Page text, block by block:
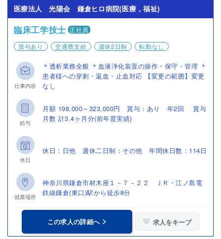
医療法人 光陽会 鎌倉ヒロ病院(医療，福祉)
臨床工学技士 正社員
賞与あり
交通費支給 週休2日制 転勤なし
仕事内容
＊透析業務全般 ＊血液浄化装置の操作・保守・管理 ＊
患者様への穿刺・返血・止血対応 【変更の範囲】変更
なし
給与
月額 198,000～323,000円 賞与：あり 年2回 賞与
月数 計3.4ヶ月分(前年度実績)
休日
休日：日他 週休二日制：その他 年間休日数：114日
就業場所
神奈川県鎌倉市材木座１－７－２２ ＪＲ・江ノ島電
鉄線鎌倉(東口)駅から徒歩8分
この求人の詳細へ 求人をキープ